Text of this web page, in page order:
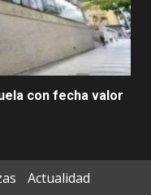
con fecha valor
Actualidad